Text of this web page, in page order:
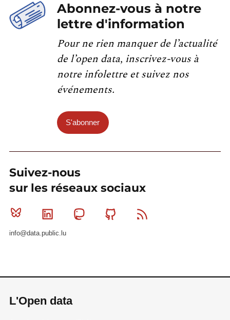
Abonnez-vous à notre
lettre d'information
Pour ne rien manquer de l’actualité
de l’open data, inscrivez-vous à
notre infolettre et suivez nos
événements.
S'abonner
Suivez-nous
sur les réseaux sociaux
Bluesky Linkedin MastodonGithub
info@data.public.lu
L'Open data